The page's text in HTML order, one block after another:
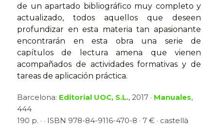
de un apartado bibliográfico muy completo y
actualizado, todos aquellos que deseen
profundizar en esta materia tan apasionante
encontrarán en esta obra una serie de
capítulos de lectura amena que vienen
acompañados de actividades formativas y de
tareas de aplicación práctica.
Barcelona: Editorial UOC, S.L., 2017 · Manuales,
444
190 p. · · ISBN 978-84-9116-470-8 · 7 € · castellà